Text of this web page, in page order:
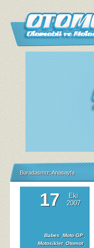
Buradasınız:Anasayfa
17
Eki
2007
Babes Moto GP,
Motosiklet, Otomot,